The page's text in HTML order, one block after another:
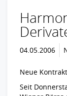
04.05.2006
Neue
Seit